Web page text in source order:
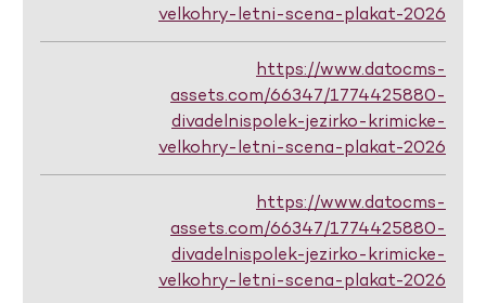
velkohry-letni-scena-plakat-2026
https://www.datocms-
assets.com/66347/1774425880-
divadelnispolek-jezirko-krimicke-
velkohry-letni-scena-plakat-2026
https://www.datocms-
assets.com/66347/1774425880-
divadelnispolek-jezirko-krimicke-
velkohry-letni-scena-plakat-2026